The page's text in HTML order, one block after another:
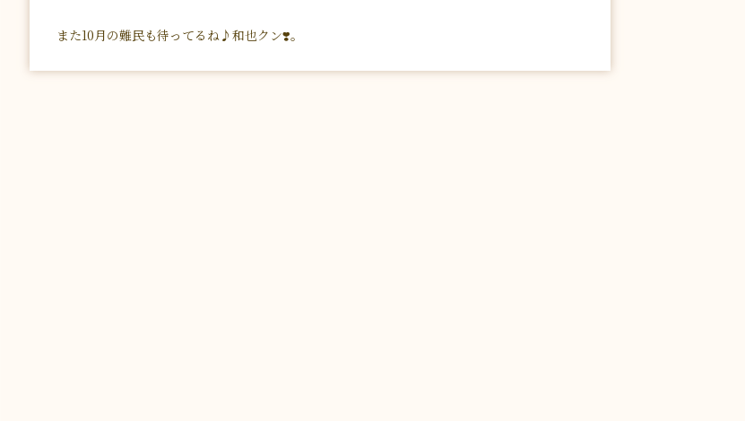
また10月の難民も待ってるね♪和也クン❣️。